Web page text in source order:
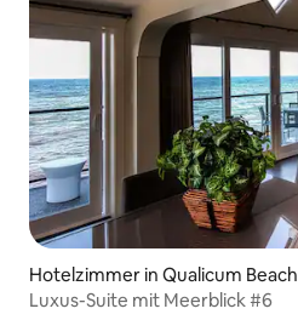
Hotelzimmer in Qualicum Beach
Luxus-Suite mit Meerblick #6